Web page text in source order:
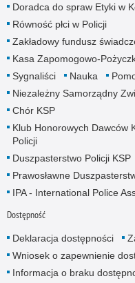
Doradca do spraw Etyki w
Równość płci w Policji
Zakładowy fundusz
Kasa Zapomogowo-
Sygnaliści
Nauka
Niezależny Samorządny
Chór KSP
Klub Honorowych Dawców
Policji
Duszpasterstwo Policji KSP
Prawosławne
IPA - International Police
Dostępność
Deklaracja dostępności
Wniosek o zapewnienie
Informacja o braku